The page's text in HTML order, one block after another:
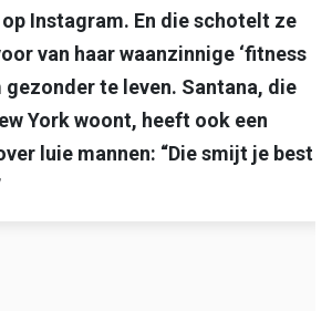
Instagram. En die schotelt ze
van haar waanzinnige ‘fitness
gezonder te leven. Santana, die
York woont, heeft ook een
luie mannen: “Die smijt je best